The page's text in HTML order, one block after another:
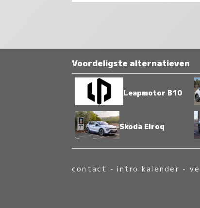
Voordeligste alternatieven
Leapmotor B10
Skoda Elroq
contact -intro kalender -